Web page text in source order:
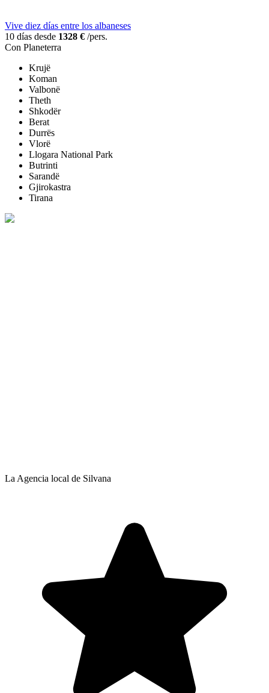
Vive diez días entre los albaneses
10 días desde 1328 € /pers.
Con Planeterra
Krujë
Koman
Valbonë
Theth
Shkodër
Berat
Durrës
Vlorë
Llogara National Park
Butrinti
Sarandë
Gjirokastra
Tirana
La Agencia local de Silvana